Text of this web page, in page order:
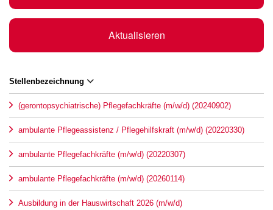
Aktualisieren
Stellenbezeichnung
(gerontopsychiatrische) Pflegefachkräfte (m/w/d) (20240902)
ambulante Pflegeassistenz / Pflegehilfskraft (m/w/d) (20220330)
ambulante Pflegefachkräfte (m/w/d) (20220307)
ambulante Pflegefachkräfte (m/w/d) (20260114)
Ausbildung in der Hauswirtschaft 2026 (m/w/d)